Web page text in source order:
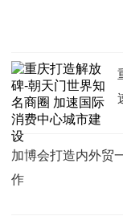
加博会打造内外贸
作